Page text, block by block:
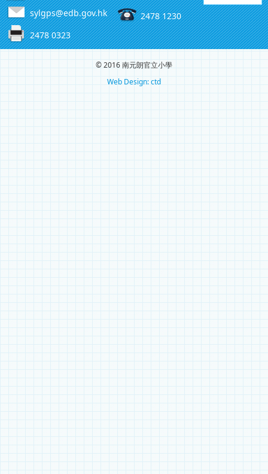
sylgps@edb.gov.hk
2478 1230
2478 0323
© 2016 南元朗官立小學
Web Design: ctd